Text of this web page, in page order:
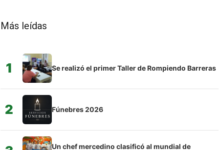
Más leídas
1 Se realizó el primer Taller de Rompiendo Barreras
2 Fúnebres 2026
Un chef mercedino clasificó al mundial de